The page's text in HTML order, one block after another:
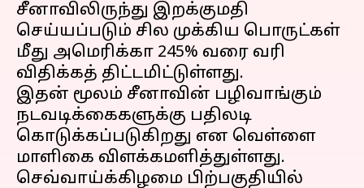
சீனாவிலிருந்து இறக்குமதி
செய்யப்படும் சில முக்கிய பொருட்கள்
மீது அமெரிக்கா 245% வரை வரி
விதிக்கத் திட்டமிட்டுள்ளது.
இதன் மூலம் சீனாவின் பழிவாங்கும்
நடவடிக்கைகளுக்கு பதிலடி
கொடுக்கப்படுகிறது என வெள்ளை
மாளிகை விளக்கமளித்துள்ளது.
செவ்வாய்க்கிழமை பிற்பகுதியில்